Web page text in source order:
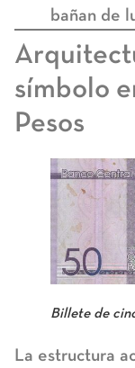
bañan de
símbolo
Pesos
Billete de
La estructura